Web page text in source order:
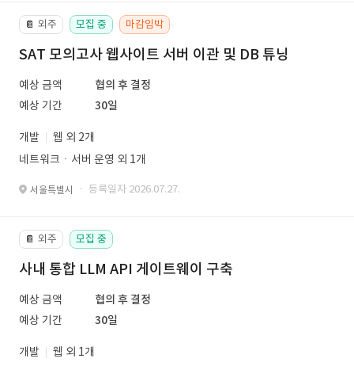
📔 외주 모집 중 마감임박
SAT 모의고사 웹사이트 서버 이관 및 DB 튜닝
예상 금액
협의 후 결정
예상 기간
30일
개발
웹 외 2개
네트워크ㆍ서버 운영 외 1개
서울특별시 · 등록일자 2026.07.27.
📔 외주 모집 중
사내 통합 LLM API 게이트웨이 구축
예상 금액
협의 후 결정
예상 기간
30일
개발
웹 외 1개